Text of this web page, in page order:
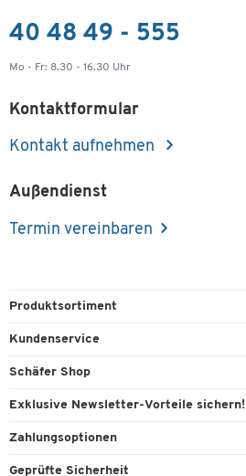
40 48 49 - 555
Mo - Fr: 8.30 - 16.30 Uhr
Kontaktformular
Kontakt aufnehmen
Außendienst
Termin vereinbaren
Produktsortiment
Büroausstattung
Reinigung & Hygiene
Technik
Kundenservice
Direktbestellung
Lieferinformationen
Schäfer Shop
AGB
Exklusive Newsletter-Vorteile sichern!
Willkommensgeschenk
Zahlungsoptionen
Paypal
Geprüfte Sicherheit